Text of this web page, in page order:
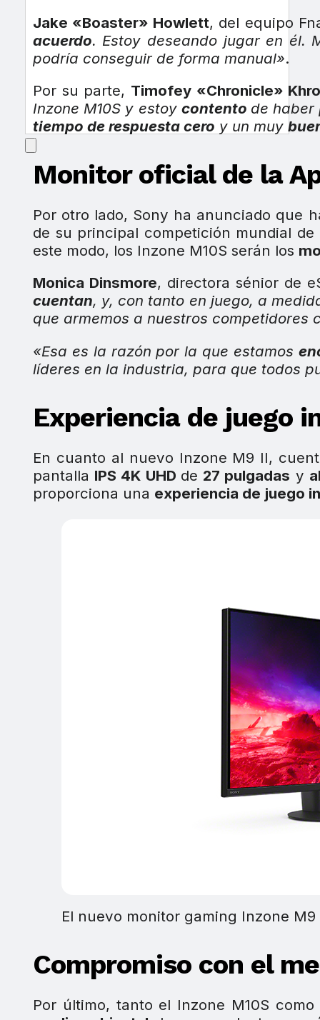
Jake «Boaster» Howlett, del equipo
acuerdo. ​Estoy deseando jugar en él.
podría conseguir de forma manual».
Por su parte, Timofey «Chronicle»
Inzone M10S y estoy contento de
tiempo de respuesta cero y un muy
Monitor oficial de la
Por otro lado, Sony ha anunciado que
de su principal competición mundial
este modo, los Inzone M10S serán los
Monica Dinsmore, directora sénior de
cuentan, y, con tanto en juego, a
que armemos a nuestros competidores
«Esa es la razón por la que estamos
líderes en la industria, para que todos
Experiencia de juego
En cuanto al nuevo Inzone M9 II,
pantalla IPS 4K UHD de 27 pulgadas y
proporciona una experiencia de juego
El nuevo monitor gaming Inzone M9
Compromiso con el
Por último, tanto el Inzone M10S